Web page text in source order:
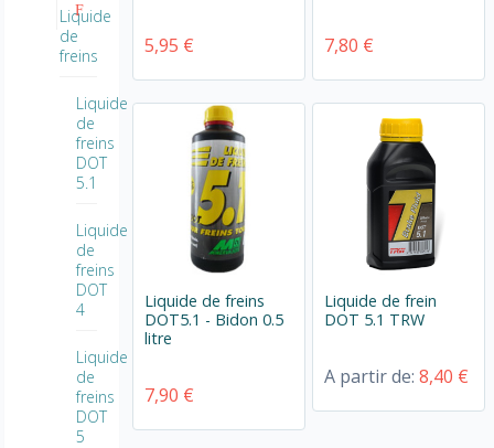
5,95 € 7,80 €
Liquide de freins
DOT5.1 - Bidon 0.5
litre
7,90 €
Liquide de frein
DOT 5.1 TRW
A partir de:8,40 €
Liquide
de
freins
Liquide
de
freins
DOT
5.1
Liquide
de
freins
DOT
4
Liquide
de
freins
DOT
5